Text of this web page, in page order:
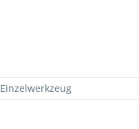
Einzelwerkzeug